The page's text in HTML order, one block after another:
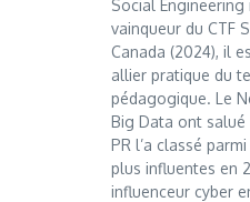
Social
vainqueur du CTF
Canada (2024), il
allier pratique du
pédagogique. Le
Big Data ont salué
PR l’a classé
plus influentes en
influenceur cyber